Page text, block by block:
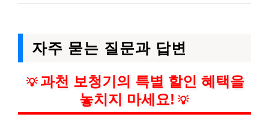
자주 묻는 질문과 답변
💡 과천 보청기의 특별 할인 혜택을
놓치지 마세요! 💡